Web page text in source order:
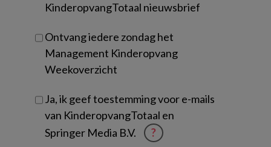
KinderopvangTotaal nieuwsbrief
Ontvang iedere zondag het
Management Kinderopvang
Weekoverzicht
Ja, ik geef toestemming voor e-mails
van KinderopvangTotaal en
Springer Media B.V.
?